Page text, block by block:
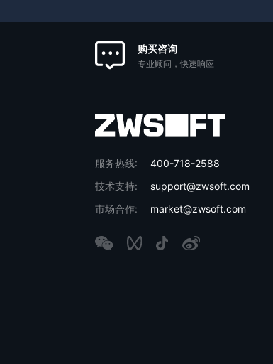
购买咨询
专业顾问，快速响应
服务热线:
400-718-2588
技术支持:
support@zwsoft.com
市场合作:
market@zwsoft.com